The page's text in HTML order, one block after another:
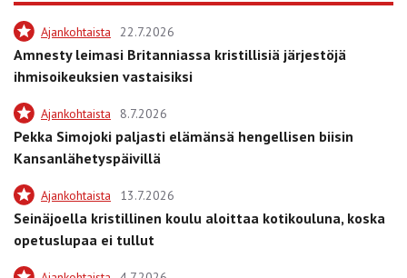
Ajankohtaista 22.7.2026
Amnesty leimasi Britanniassa kristillisiä järjestöjä
ihmisoikeuksien vastaisiksi
Ajankohtaista 8.7.2026
Pekka Simojoki paljasti elämänsä hengellisen biisin
Kansanlähetyspäivillä
Ajankohtaista 13.7.2026
Seinäjoella kristillinen koulu aloittaa kotikouluna, koska
opetuslupaa ei tullut